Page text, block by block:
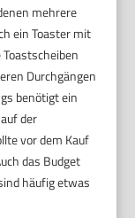
mehrere
ein Toaster mit
Durchgängen
benötigt ein
der
vor dem Kauf
das Budget
häufig etwas